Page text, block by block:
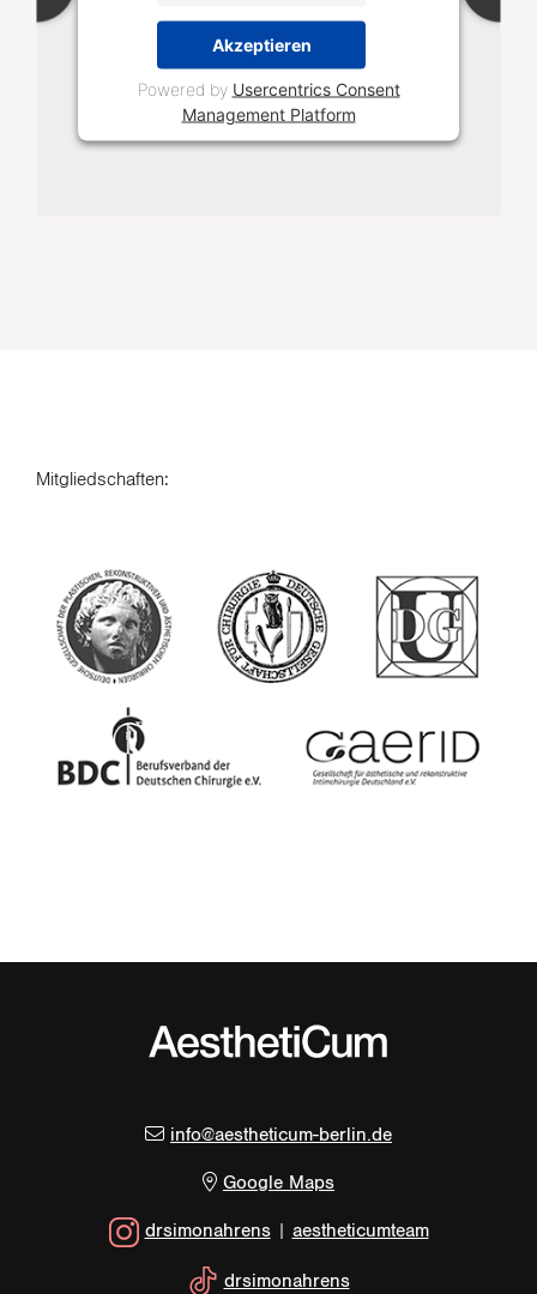
Akzeptieren
Powered by Usercentrics Consent
Management Platform
Mitgliedschaften:
info@aestheticum-berlin.de
Google Maps
drsimonahrens| aestheticumteam
drsimonahrens